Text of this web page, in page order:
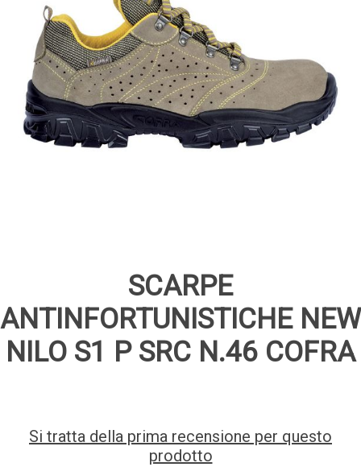
SCARPE
ANTINFORTUNISTICHE NEW
NILO S1 P SRC N.46 COFRA
Si tratta della prima recensione per questo
prodotto